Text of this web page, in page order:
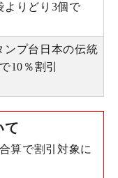
よりどり3個で
ンプ台日本の伝統
10％割引
て
算で割引対象に